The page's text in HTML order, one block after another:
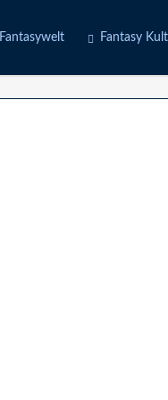
Fantasywelt Fantasy